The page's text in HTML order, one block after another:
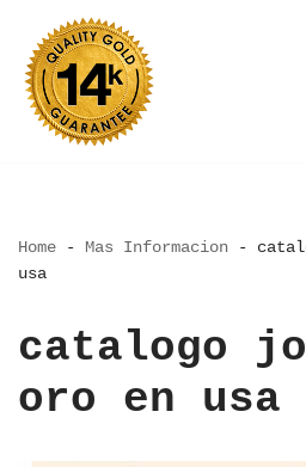
Saltar
al
contenido
Home - Mas Informacion -
usa
catalogo
oro en usa